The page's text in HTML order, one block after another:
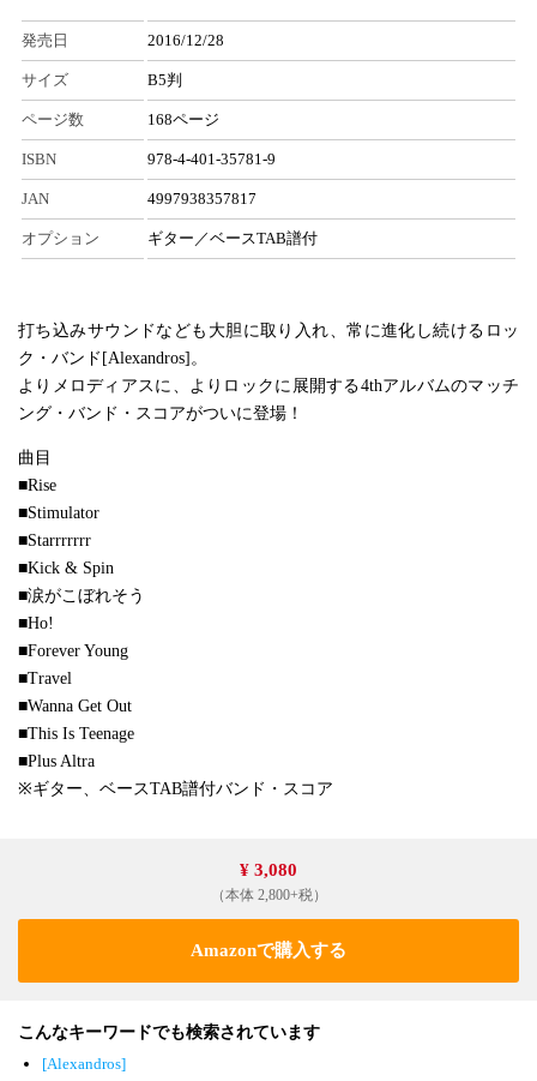
発売日 2016/12/28
サイズ B5判
ページ数 168ページ
ISBN 978-4-401-35781-9
JAN 4997938357817
オプション ギター／ベースTAB譜付
打ち込みサウンドなども大胆に取り入れ、常に進化し続けるロッ
ク・バンド[Alexandros]。
よりメロディアスに、よりロックに展開する4thアルバムのマッチ
ング・バンド・スコアがついに登場！
曲目
■Rise
■Stimulator
■Starrrrrrr
■Kick & Spin
■涙がこぼれそう
■Ho!
■Forever Young
■Travel
■Wanna Get Out
■This Is Teenage
■Plus Altra
※ギター、ベースTAB譜付バンド・スコア
¥ 3,080
（本体 2,800+税）
Amazonで購入する
こんなキーワードでも検索されています
[Alexandros]